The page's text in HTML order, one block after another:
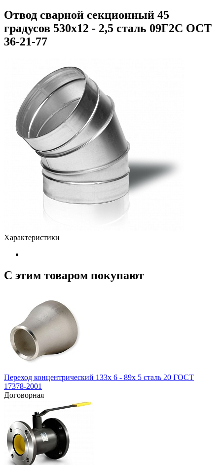
Отвод сварной секционный 45
градусов 530х12 - 2,5 сталь 09Г2С ОСТ
36-21-77
Характеристики
С этим товаром покупают
Переход концентрический 133х 6 - 89х 5 сталь 20 ГОСТ
17378-2001
Договорная